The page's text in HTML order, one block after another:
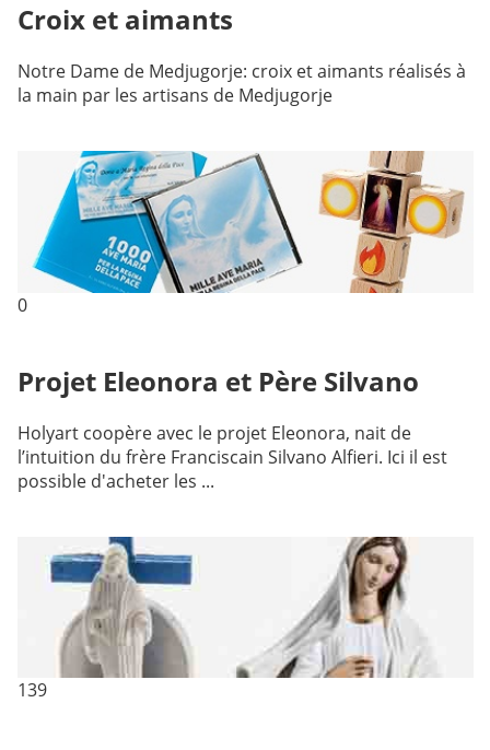
Croix et aimants
Notre Dame de Medjugorje: croix et aimants réalisés à
la main par les artisans de Medjugorje
0
Projet Eleonora et Père Silvano
Holyart coopère avec le projet Eleonora, nait de
l’intuition du frère Franciscain Silvano Alfieri. Ici il est
possible d'acheter les ...
139